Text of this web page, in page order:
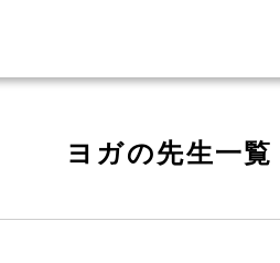
ヨガの先生一覧